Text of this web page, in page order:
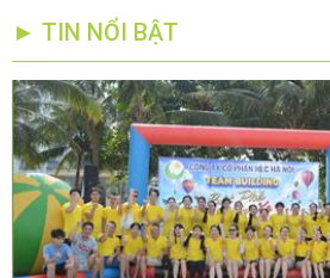
► TIN NỔI BẬT